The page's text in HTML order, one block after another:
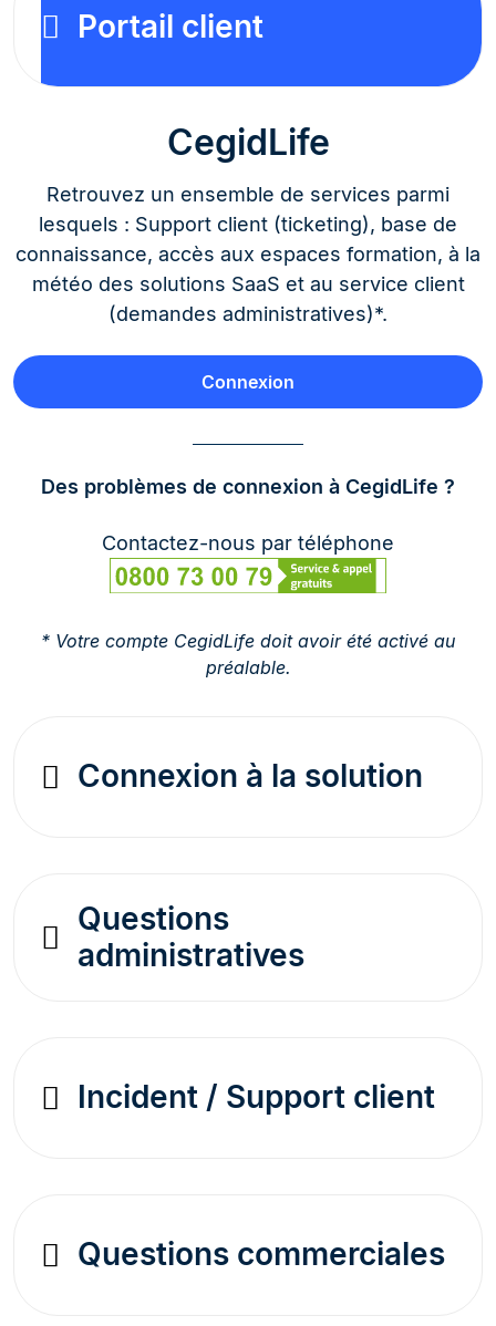
Portail client
CegidLife
Retrouvez un ensemble de services parmi
lesquels : Support client (ticketing), base de
connaissance, accès aux espaces formation, à la
météo des solutions SaaS et au service client
(demandes administratives)*.
Connexion
Des problèmes de connexion à CegidLife ?
Contactez-nous par téléphone
* Votre compte CegidLife doit avoir été activé au
préalable.
Connexion à la solution
Questions
administratives
Incident / Support client
Questions commerciales